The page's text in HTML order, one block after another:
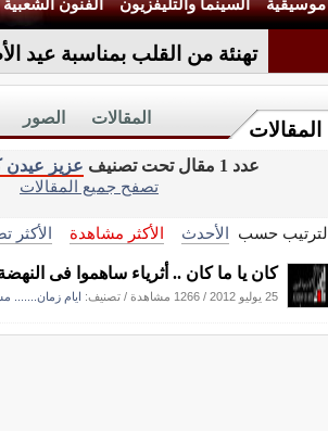
السينما والتليفزيون الفنون الشعبية
تهنئة من القلب بمناسبة عيد
المقالات
الصور المقالات
عدد 1 مقال تحت تصنيف
عزيز عيدن
تصفح جميع المقالات
حسب الأحدث الأكثر مشاهدة الأكثر
كان يا ما كان .. أثرياء ساهموا فى
25 يوليو 2012 / 1266 مشاهدة / تصنيف: ايام زمان.......